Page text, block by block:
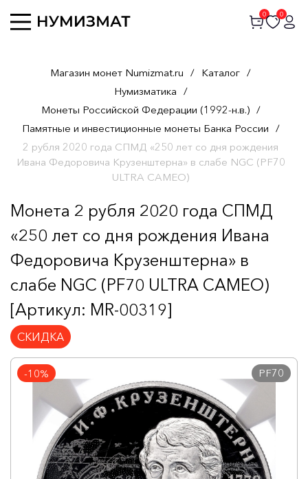
0 0
Магазин монет Numizmat.ru / Каталог /
Нумизматика /
Монеты Российской Федерации (1992-н.в.) /
Памятные и инвестиционные монеты Банка России /
2 рубля 2020 года СПМД «250 лет со дня рождения
Ивана Федоровича Крузенштерна» в слабе NGC (PF70
ULTRA CAMEO)
Монета 2 рубля 2020 года СПМД
«250 лет со дня рождения Ивана
Федоровича Крузенштерна» в
слабе NGC (PF70 ULTRA CAMEO)
[Артикул: MR-00319]
СКИДКА
-10% PF70